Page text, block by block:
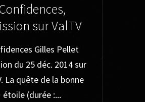
sur ValTV
Gilles Pellet
du 25 déc. 2014 sur
La quête de la bonne
étoile (durée :...